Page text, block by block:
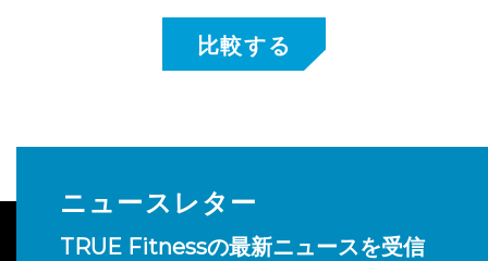
ニュースレター
TRUE Fitnessの最新ニュースを受信